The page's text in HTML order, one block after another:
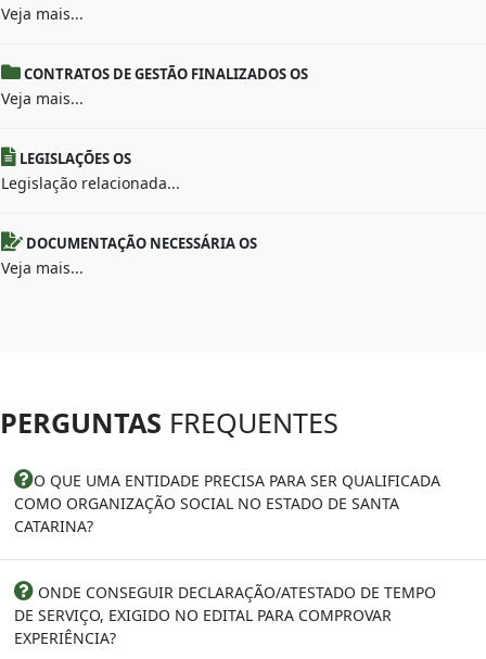
Veja mais...
CONTRATOS DE GESTÃO FINALIZADOS OS
Veja mais...
LEGISLAÇÕES OS
Legislação relacionada...
DOCUMENTAÇÃO NECESSÁRIA OS
Veja mais...
PERGUNTAS FREQUENTES
O QUE UMA ENTIDADE PRECISA PARA SER QUALIFICADA
COMO ORGANIZAÇÃO SOCIAL NO ESTADO DE SANTA
CATARINA?
ONDE CONSEGUIR DECLARAÇÃO/ATESTADO DE TEMPO
DE SERVIÇO, EXIGIDO NO EDITAL PARA COMPROVAR
EXPERIÊNCIA?